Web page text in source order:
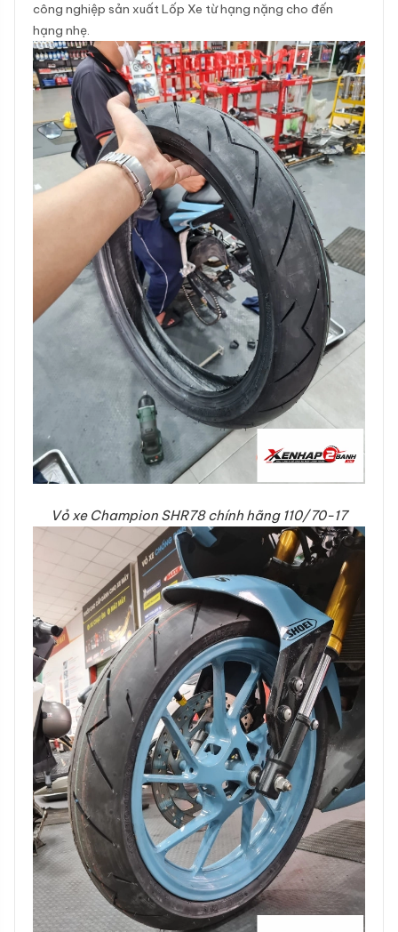
công nghiệp sản xuất Lốp Xe từ hạng nặng cho đến
hạng nhẹ.
Vỏ xe Champion SHR78 chính hãng 110/70-17